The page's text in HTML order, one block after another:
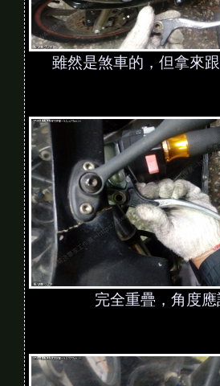
雖然是煞車的，但拿來
完全重疊，角度